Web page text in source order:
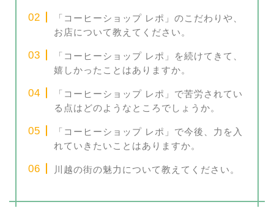
「コーヒーショップ レポ」のこだわりや、
お店について教えてください。
「コーヒーショップ レポ」を続けてきて、
嬉しかったことはありますか。
「コーヒーショップ レポ」で苦労されてい
る点はどのようなところでしょうか。
「コーヒーショップ レポ」で今後、力を入
れていきたいことはありますか。
川越の街の魅力について教えてください。